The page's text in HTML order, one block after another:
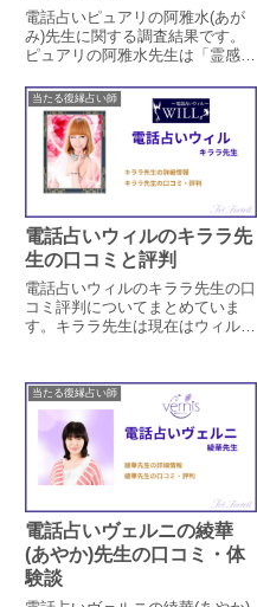
電話占いピュアリの阿雅水(あが
み)先生に関する調査結果です。
ピュアリの阿雅水先生は「霊感タ
得意とする占い師です。阿雅水先
生の特徴や鑑定方法や、口コミで
の評判による占い的中率を調査し
ています。口コミから鑑定時の対
応についても見ていきます。
当たる復縁占い師
電話占いウィルのキララ先
生の口コミと評判
電話占いウィルのキララ先生の口
コミ評判についてまとめていま
す。キララ先生は現在はウィルを
先生の鑑定が本当に当たるのかど
うか、実際に鑑定をした方の口コ
ミをピックアップして検証してい
ます。
当たる復縁占い師
電話占いヴェルニの綾華
(あやか)先生の口コミ・体
験談